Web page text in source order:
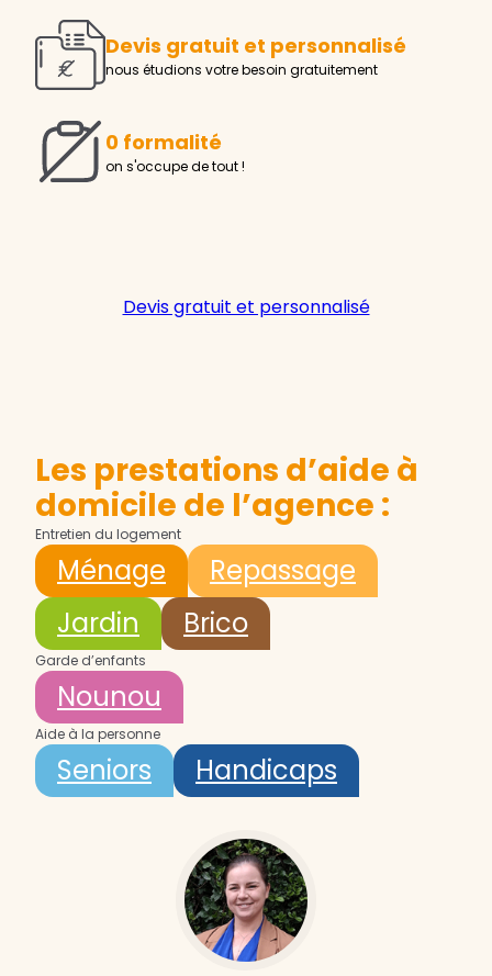
Devis gratuit et personnalisé
nous étudions votre besoin gratuitement
0 formalité
on s'occupe de tout !
Devis gratuit et personnalisé
Les prestations d’aide à
domicile de l’agence :
Entretien du logement
Ménage
Repassage
Jardin
Brico
Garde d’enfants
Nounou
Aide à la personne
Seniors Handicaps